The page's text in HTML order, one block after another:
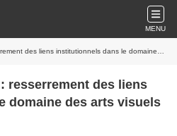
MENU
liens institutionnels dans le domaine des arts visuels
resserrement des liens
domaine des arts visuels